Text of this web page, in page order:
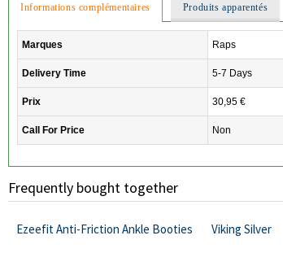
Informations complémentaires Produits apparentés
Marques Raps
Delivery Time 5-7 Days
Prix 30,95 €
Call For Price Non
Frequently bought together
Ezeefit Anti-Friction Ankle Booties Viking Silver